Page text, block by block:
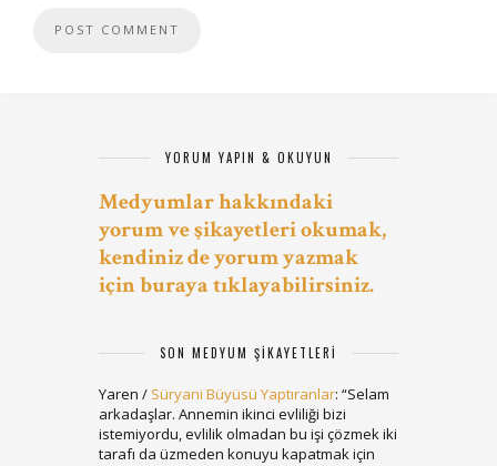
YORUM YAPIN & OKUYUN
Medyumlar hakkındaki
yorum ve şikayetleri okumak,
kendiniz de yorum yazmak
için buraya tıklayabilirsiniz.
SON MEDYUM ŞIKAYETLERI
Yaren / Süryani Büyüsü Yaptıranlar: “Selam
arkadaşlar. Annemin ikinci evliliği bizi
istemiyordu, evlilik olmadan bu işi çözmek iki
tarafı da üzmeden konuyu kapatmak için